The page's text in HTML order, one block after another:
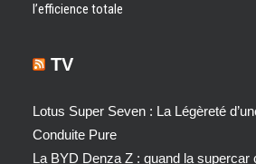
l’efficience totale
TV
Lotus Super Seven : La Légèreté
Conduite Pure
La BYD Denza Z : quand la supercar